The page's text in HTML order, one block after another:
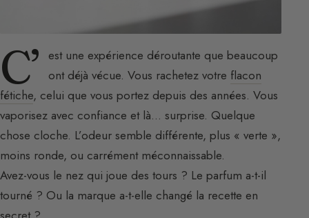
C’
est une expérience déroutante que beaucoup
ont déjà vécue. Vous rachetez votre flacon
fétiche, celui que vous portez depuis des années. Vous
vaporisez avec confiance et là… surprise. Quelque
chose cloche. L’odeur semble différente, plus « verte »,
moins ronde, ou carrément méconnaissable.
Avez-vous le nez qui joue des tours ? Le parfum a-t-il
tourné ? Ou la marque a-t-elle changé la recette en